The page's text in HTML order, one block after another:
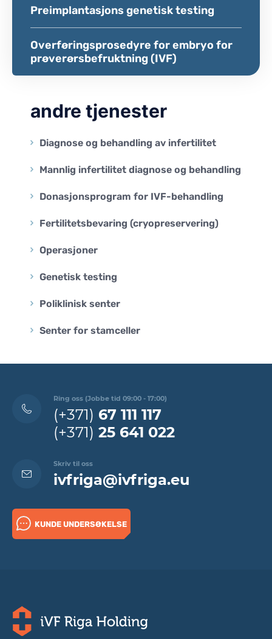
Preimplantasjons genetisk testing
Overføringsprosedyre for embryo for
prøverørsbefruktning (IVF)
andre tjenester
Diagnose og behandling av infertilitet
Mannlig infertilitet diagnose og behandling
Donasjonsprogram for IVF-behandling
Fertilitetsbevaring (cryopreservering)
Operasjoner
Genetisk testing
Poliklinisk senter
Senter for stamceller
Ring oss (Jobbe tid 09:00 - 17:00)
(+371) 67 111 117
(+371) 25 641 022
Skriv til oss
ivfriga@ivfriga.eu
KUNDE UNDERSØKELSE